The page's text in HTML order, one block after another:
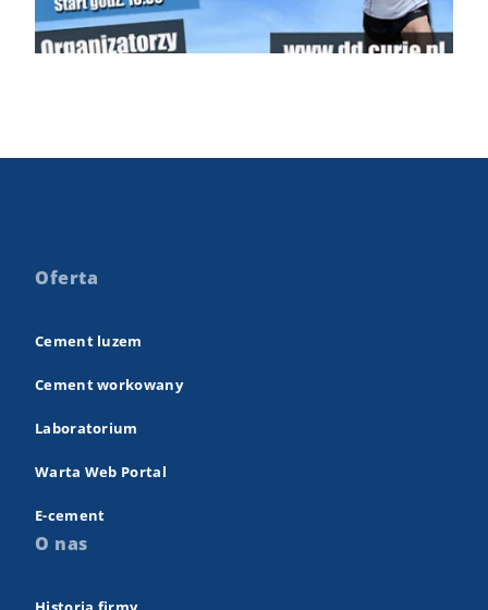
Oferta
Cement luzem
Cement workowany
Laboratorium
Warta Web Portal
E-cement
O nas